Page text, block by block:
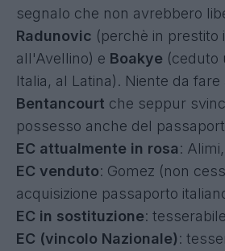
segnalo che non avrebbero
Radunovic (perchè in prestito
all'Avellino) e Boakye (ceduto
Italia, al Latina). Niente da
Bentancourt che seppur
possesso anche del
EC attualmente in rosa:
EC venduto: Gomez (non
acquisizione passaporto
EC in sostituzione: tesserabile
EC (vincolo Nazionale):